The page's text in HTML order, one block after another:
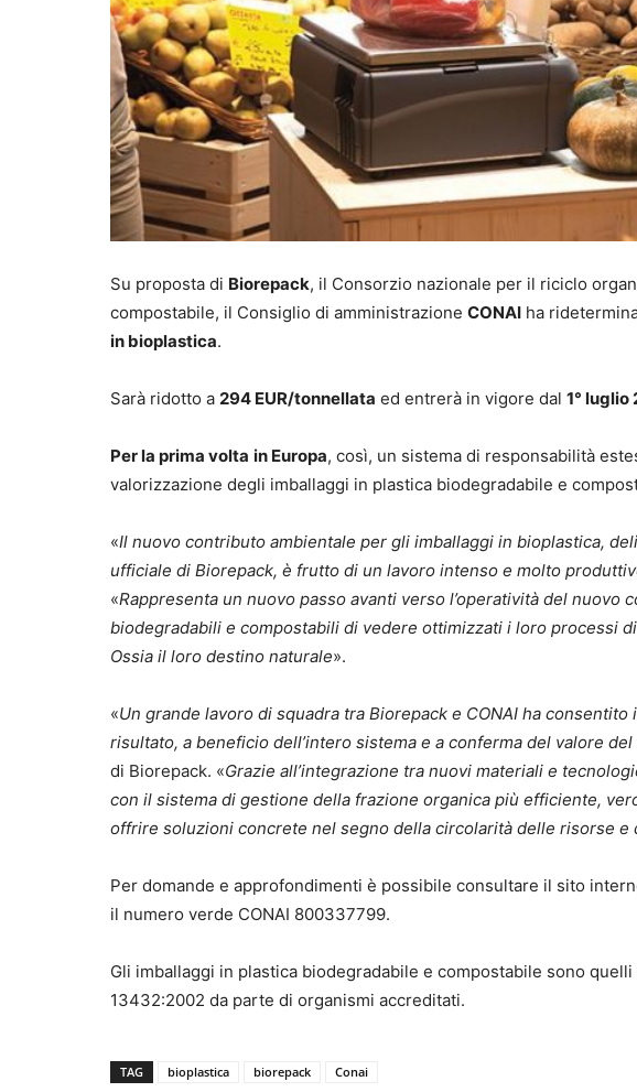
Su proposta di Biorepack, il Consorzio nazionale per il riciclo
compostabile, il Consiglio di amministrazione CONAI ha
in bioplastica.
Sarà ridotto a 294 EUR/tonnellata ed entrerà in vigore dal 1° luglio
Per la prima volta in Europa, così, un sistema di responsabilità
valorizzazione degli imballaggi in plastica biodegradabile e
«Il nuovo contributo ambientale per gli imballaggi in bioplastica,
ufficiale di Biorepack, è frutto di un lavoro intenso e molto
«Rappresenta un nuovo passo avanti verso l’operatività del nuovo
biodegradabili e compostabili di vedere ottimizzati i loro processi
Ossia il loro destino naturale».
«Un grande lavoro di squadra tra Biorepack e CONAI ha
risultato, a beneficio dell’intero sistema e a conferma del valore
di Biorepack. «Grazie all’integrazione tra nuovi materiali e
con il sistema di gestione della frazione organica più efficiente,
offrire soluzioni concrete nel segno della circolarità delle risorse e
Per domande e approfondimenti è possibile consultare il sito
il numero verde CONAI 800337799.
Gli imballaggi in plastica biodegradabile e compostabile sono
13432:2002 da parte di organismi accreditati.
TAG bioplastica biorepack Conai